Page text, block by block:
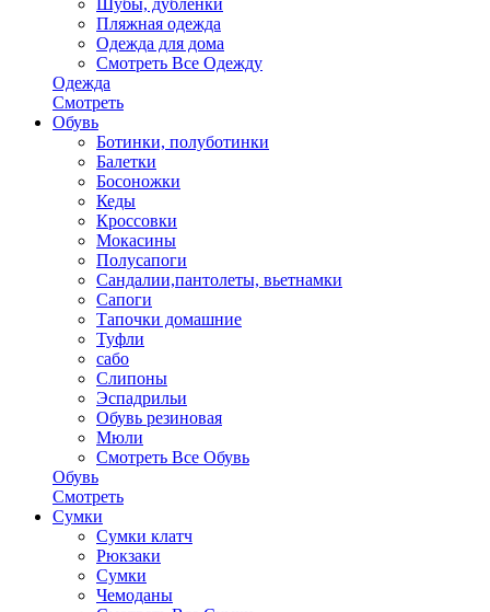
Шубы, дубленки
Пляжная одежда
Одежда для дома
Смотреть Все Одежду
Одежда
Смотреть
Обувь
Ботинки, полуботинки
Балетки
Босоножки
Кеды
Кроссовки
Мокасины
Полусапоги
Сандалии,пантолеты, вьетнамки
Сапоги
Тапочки домашние
Туфли
сабо
Слипоны
Эспадрильи
Обувь резиновая
Мюли
Смотреть Все Обувь
Обувь
Смотреть
Сумки
Сумки клатч
Рюкзаки
Сумки
Чемоданы